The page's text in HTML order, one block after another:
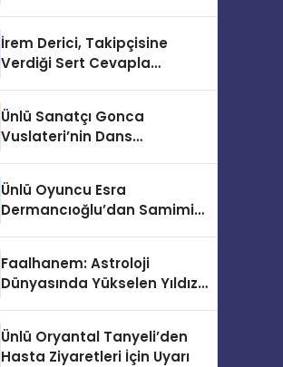
İrem Derici, Takipçisine
Verdiği Sert Cevapla
Ünlü Sanatçı Gonca
Vuslateri’nin Dans
Ünlü Oyuncu Esra
Dermancıoğlu’dan Samimi
Faalhanem: Astroloji
Dünyasında Yükselen Yıldız
Ünlü Oryantal Tanyeli’den
Hasta Ziyaretleri İçin Uyarı